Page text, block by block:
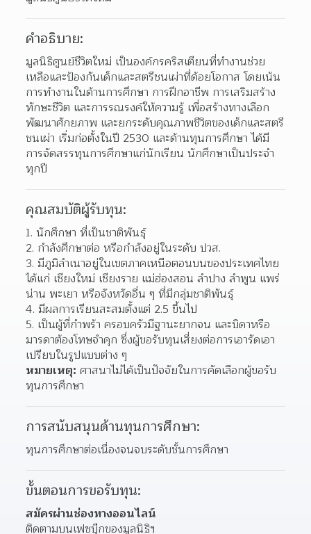
คำอธิบาย:
มูลนิธิศูนย์ชีวิตใหม่ เป็นองค์กรคริสเตียนที่ทำงานช่วย
เหลือและป้องกันเด็กและสตรีชนเผ่าที่ด้อยโอกาส โดยเน้น
การทำงานในด้านการศึกษา การฝึกอาชีพ การเสริมสร้าง
ทักษะชีวิต และการรณรงค์ให้ความรู้ เพื่อสร้างทางเลือก
พัฒนาศักยภาพ และยกระดับคุณภาพชีวิตของเด็กและสตรี
ชนเผ่า เริ่มก่อตั้งในปี 2530 และด้านทุนการศึกษา ได้มี
การจัดสรรทุนการศึกษาแก่นักเรียน นักศึกษาเป็นประจำ
ทุกปี
คุณสมบัติผู้รับทุน:
1. นักศึกษา ที่เป็นชาติพันธุ์
2. กำลังศึกษาต่อ หรือกำลังอยู่ในระดับ ปวส.
3. มีภูมิลำเนาอยู่ในเขตภาคเหนือตอนบนของประเทศไทย
ได้แก่ เชียงใหม่ เชียงราย แม่ฮ่องสอน ลำปาง ลำพูน แพร่
น่าน พะเยา หรือจังหวัดอื่น ๆ ที่มีกลุ่มชาติพันธุ์
4. มีผลการเรียนสะสมตั้งแต่ 2.5 ขึ้นไป
5. เป็นผู้ที่กำพร้า ครอบครัวมีฐานะยากจน และบิดาหรือ
มารดาต้องโทษจำคุก ซึ่งผู้ขอรับทุนเสี่ยงต่อการเอารัดเอา
เปรียบในรูปแบบต่าง ๆ
หมายเหตุ: ศาสนาไม่ได้เป็นปัจจัยในการคัดเลือกผู้ขอรับ
ทุนการศึกษา
การสนับสนุนด้านทุนการศึกษา:
ทุนการศึกษาต่อเนื่องจนจบระดับชั้นการศึกษา
ขั้นตอนการขอรับทุน:
สมัครผ่านช่องทางออนไลน์